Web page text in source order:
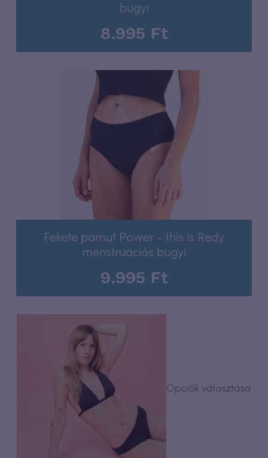
bugyi
8.995 Ft
Fekete pamut Power – this is Redy
menstruációs bugyi
9.995 Ft
Opciók választása